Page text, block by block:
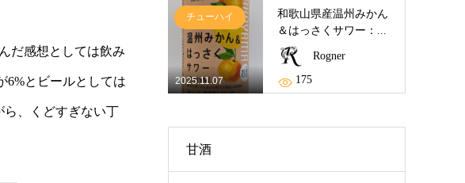
だ感想としては飲み
6%とビールとしては
、くどすぎない丁
2025.11.07
チューハイ
和歌山県産温州みかん
＆はっさくサワー：...
Rogner
175
甘酒